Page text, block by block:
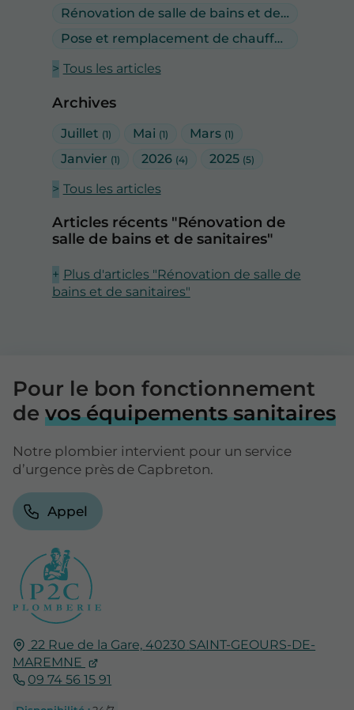
Rénovation de salle de bains et de sanitaires
Pose et remplacement de chauffe-eau
Tous les articles
Archives
Juillet (1) Mai (1) Mars (1)
Janvier (1) 2026 (4) 2025 (5)
Tous les articles
Articles récents "Rénovation de
salle de bains et de sanitaires"
Plus d'articles "Rénovation de salle de
bains et de sanitaires"
22 Rue de la Gare, 40230 SAINT-GEOURS-DE-
MAREMNE
09 74 56 15 91
Pour le bon fonctionnement
de vos équipements sanitaires
Notre plombier intervient pour un service
d’urgence près de Capbreton.
Appel